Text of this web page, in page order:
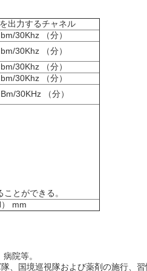
出力するチャネル
30Khz （分）
30Khz （分）
30Khz （分）
30Khz （分）
30KHz （分）
とができる。
mm
院等。
、国境巡視隊および薬剤の施行、習